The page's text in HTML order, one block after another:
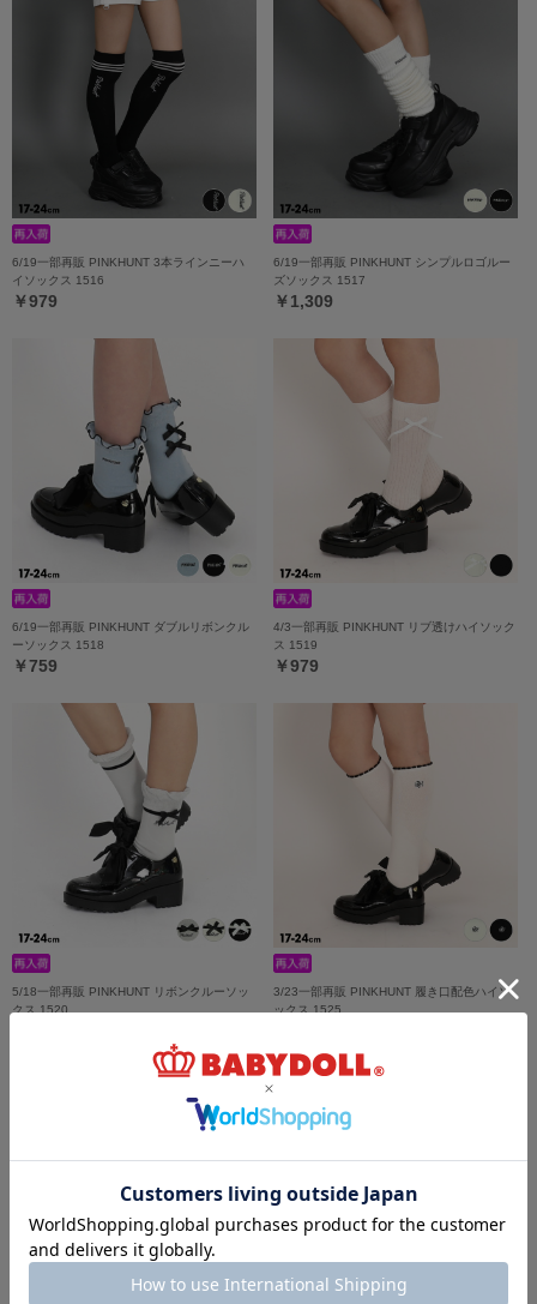
6/19一部再販 PINKHUNT 3本ラインニーハ
イソックス 1516
￥979
6/19一部再販 PINKHUNT シンプルロゴルー
ズソックス 1517
￥1,309
6/19一部再販 PINKHUNT ダブルリボンクル
ーソックス 1518
￥759
4/3一部再販 PINKHUNT リブ透けハイソック
ス 1519
￥979
5/18一部再販 PINKHUNT リボンクルーソッ
クス 1520
3/23一部再販 PINKHUNT 履き口配色ハイソ
ックス 1525